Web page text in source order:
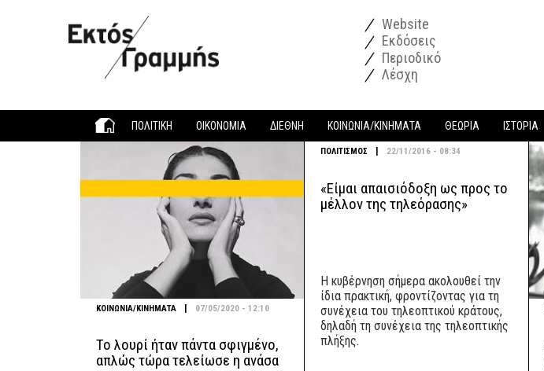
Website
Εκδόσεις
Περιοδικό
Λέσχη
ΠΟΛΙΤΙΚΗ ΟΙΚΟΝΟΜΙΑ ΔΙΕΘΝΗ ΚΟΙΝΩΝΙΑ/ΚΙΝΗΜΑΤΑ ΘΕΩΡΙΑ ΙΣΤΟΡΙΑ
ΚΟΙΝΩΝΙΑ/ΚΙΝΗΜΑΤΑ | 07/05/2020 - 12:10
Το λουρί ήταν πάντα σφιγμένο,
απλώς τώρα τελείωσε η ανάσα
ΠΟΛΙΤΙΣΜΟΣ 22/11/2016 - 08:34
«Είμαι απαισιόδοξη ως προς το
μέλλον της τηλεόρασης»
H κυβέρνηση σήμερα ακολουθεί την
ίδια πρακτική, φροντίζοντας για τη
συνέχεια του τηλεοπτικού κράτους,
δηλαδή τη συνέχεια της τηλεοπτικής
πλήξης.